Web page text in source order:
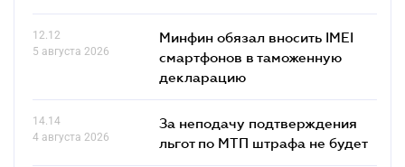
12.12
5 августа 2026
Минфин обязал вносить IMEI
смартфонов в таможенную
декларацию
14.14
4 августа 2026
За неподачу подтверждения
льгот по МТП штрафа не будет